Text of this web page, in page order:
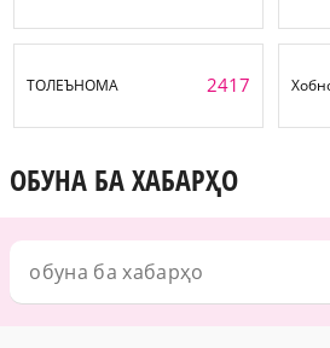
ТОЛЕЪНОМА 2417
ОБУНА БА ХАБАРҲО